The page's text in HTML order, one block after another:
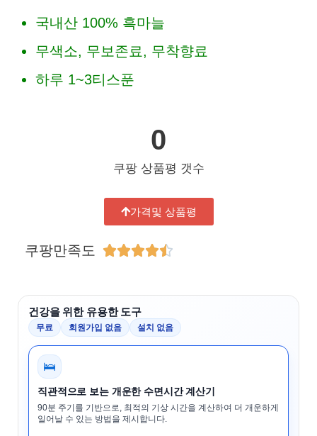
국내산 100% 흑마늘
무색소, 무보존료, 무착향료
하루 1~3티스푼
쿠팡 상품평 갯수
0
가격및 상품평
쿠팡만족도 
건강을 위한 유용한 도구
무료 회원가입 없음 설치 없음
🛌
직관적으로 보는 개운한 수면시간 계산기
90분 주기를 기반으로, 최적의 기상 시간을 계산하여 더 개운하게
일어날 수 있는 방법을 제시합니다.